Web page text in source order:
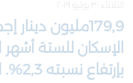
179,9مليون